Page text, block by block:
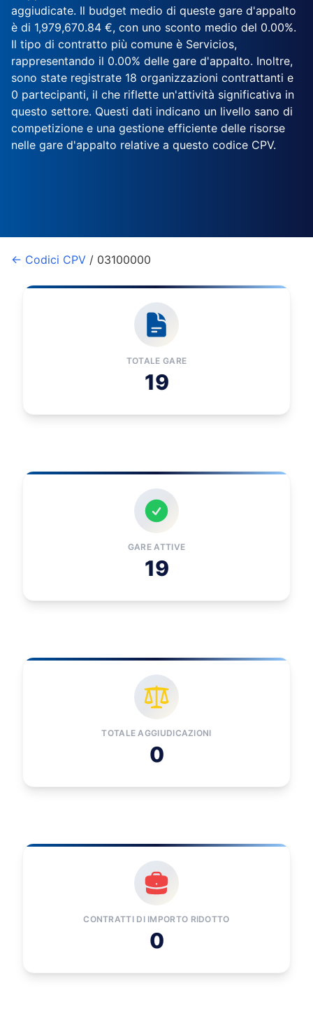
aggiudicate. Il budget medio di queste gare d'appalto
è di 1,979,670.84 €, con uno sconto medio del 0.00%.
Il tipo di contratto più comune è Servicios,
rappresentando il 0.00% delle gare d'appalto. Inoltre,
sono state registrate 18 organizzazioni contrattanti e
0 partecipanti, il che riflette un'attività significativa in
questo settore. Questi dati indicano un livello sano di
competizione e una gestione efficiente delle risorse
nelle gare d'appalto relative a questo codice CPV.
← Codici CPV / 03100000
TOTALE GARE
19
GARE ATTIVE
19
TOTALE AGGIUDICAZIONI
0
CONTRATTI DI IMPORTO RIDOTTO
0